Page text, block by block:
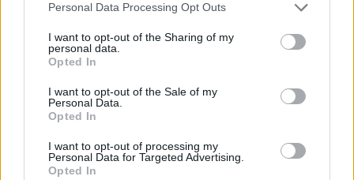
Personal Data Processing Opt Outs
I want to opt-out of the Sharing of my
personal data.
Opted In
I want to opt-out of the Sale of my
Personal Data.
Opted In
I want to opt-out of processing my
Personal Data for Targeted Advertising.
Opted In